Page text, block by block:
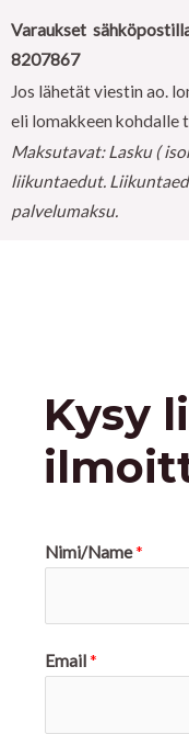
Varaukset
8207867
Jos lähetät viestin ao.
eli lomakkeen kohdalle
Maksutavat: Lasku (
liikuntaedut.
palvelumaksu.
Kysy
Nimi/Name*
Email*